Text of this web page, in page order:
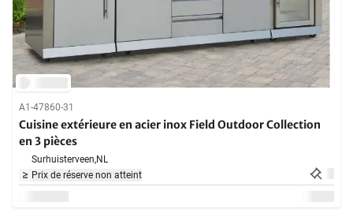
A1-47860-31
Cuisine extérieure en acier inox Field Outdoor Collection
en 3 pièces
Surhuisterveen,NL
Prix de réserve non atteint